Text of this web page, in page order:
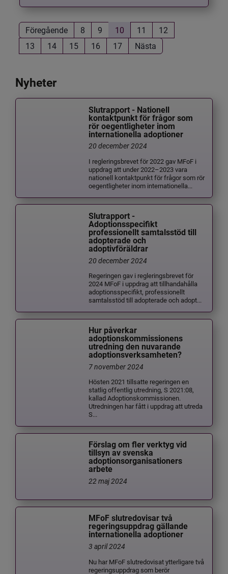
Föregående 8 9 10 11
12
13
14 15 16 17 Nästa
Nyheter
Slutrapport - Nationell
kontaktpunkt för frågor som
rör oegentligheter inom
internationella adoptioner
20 december 2024
I regleringsbrevet för 2022 gav MFoF i
uppdrag att under 2022–2023 vara
nationell kontaktpunkt för frågor som rör
oegentligheter inom internationella...
Slutrapport -
Adoptionsspecifikt
professionellt samtalsstöd till
adopterade och
adoptivföräldrar
20 december 2024
Regeringen gav i regleringsbrevet för
2024 MFoF i uppdrag att tillhandahålla
adoptionsspecifikt, professionellt
samtalsstöd till adopterade och adopt...
Hur påverkar
adoptionskommissionens
utredning den nuvarande
adoptionsverksamheten?
7 november 2024
Hösten 2021 tillsatte regeringen en
statlig offentlig utredning, S 2021:08,
kallad Adoptionskommissionen.
Utredningen har fått i uppdrag att utreda
S...
Förslag om fler verktyg vid
tillsyn av svenska
adoptionsorganisationers
arbete
22 maj 2024
MFoF slutredovisar två
regeringsuppdrag gällande
internationella adoptioner
3 april 2024
Nu har MFoF slutredovisat ytterligare två
regeringsuppdrag som berör